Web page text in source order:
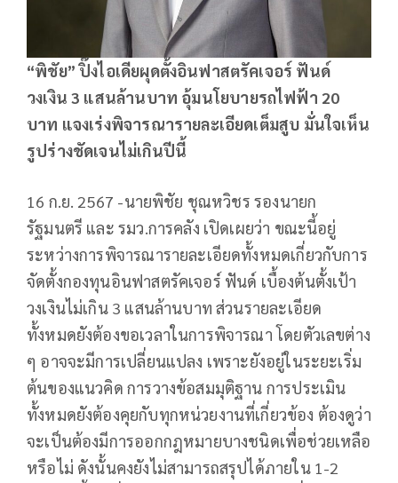
“พิชัย” ปิ๊งไอเดียผุดตั้งอินฟาสตรัคเจอร์ ฟันด์
วงเงิน3 แสนล้านบาท อุ้มนโยบายรถไฟฟ้า 20
บาท แจงเร่งพิจารณารายละเอียดเต็มสูบ มั่นใจเห็น
รูปร่างชัดเจนไม่เกินปีนี้
16 ก.ย. 2567 -นายพิชัย ชุณหวิชร รองนายก
รัฐมนตรี และ รมว.การคลัง เปิดเผยว่า ขณะนี้อยู่
ระหว่างการพิจารณารายละเอียดทั้งหมดเกี่ยวกับการ
จัดตั้งกองทุนอินฟาสตรัคเจอร์ ฟันด์ เบื้องต้นตั้งเป้า
วงเงินไม่เกิน 3 แสนล้านบาท ส่วนรายละเอียด
ทั้งหมดยังต้องขอเวลาในการพิจารณา โดยตัวเลขต่าง
ๆ อาจจะมีการเปลี่ยนแปลง เพราะยังอยู่ในระยะเริ่ม
ต้นของแนวคิด การวางข้อสมมุติฐาน การประเมิน
ทั้งหมดยังต้องคุยกับทุกหน่วยงานที่เกี่ยวข้อง ต้องดูว่า
จะเป็นต้องมีการออกกฎหมายบางชนิดเพื่อช่วยเหลือ
หรือไม่ ดังนั้นคงยังไม่สามารถสรุปได้ภายใน 1-2